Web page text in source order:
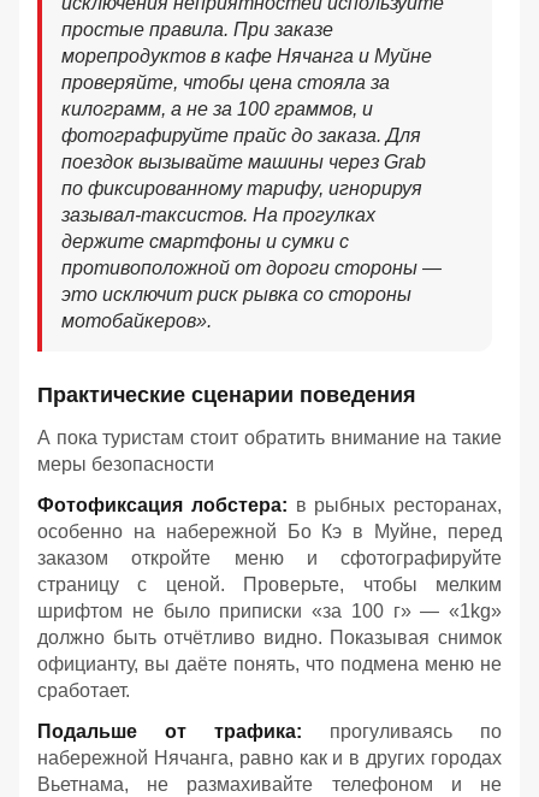
простые правила. При заказе
морепродуктов в кафе Нячанга и Муйне
проверяйте, чтобы цена стояла за
килограмм, а не за 100 граммов, и
фотографируйте прайс до заказа. Для
поездок вызывайте машины через Grab
по фиксированному тарифу, игнорируя
зазывал-таксистов. На прогулках
держите смартфоны и сумки с
противоположной от дороги стороны —
это исключит риск рывка со стороны
мотобайкеров».
Практические сценарии поведения
А пока туристам стоит обратить внимание на такие
меры безопасности
Фотофиксация лобстера: в рыбных ресторанах,
особенно на набережной Бо Кэ в Муйне, перед
заказом откройте меню и сфотографируйте
страницу с ценой. Проверьте, чтобы мелким
шрифтом не было приписки «за 100 г» — «1kg»
должно быть отчётливо видно. Показывая снимок
официанту, вы даёте понять, что подмена меню не
сработает.
Подальше от трафика: прогуливаясь по
набережной Нячанга, равно как и в других городах
Вьетнама, не размахивайте телефоном и не